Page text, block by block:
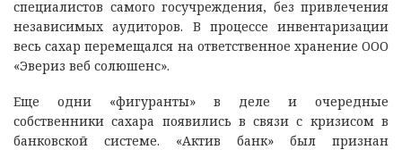
специалистов самого госучреждения, без привлечения
независимых аудиторов. В процессе инвентаризации
весь сахар перемещался на ответственное хранение ООО
«Эвериз веб солюшенс».
Еще одни «фигуранты» в деле и очередные
собственники сахара появились в связи с кризисом в
банковской системе. «Актив банк» был признан